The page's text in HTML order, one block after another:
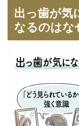
出っ歯が気
なるのはな